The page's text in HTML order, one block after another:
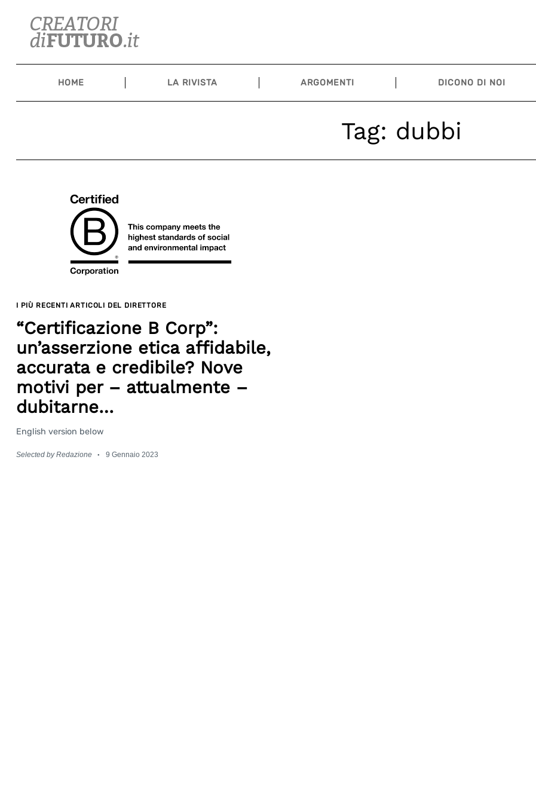
content
HOME LA RIVISTA ARGOMENTI DICONO DI NOI
Tag: dubbi
I PIÙ RECENTI ARTICOLI DEL DIRETTORE
“Certificazione B Corp”:
un’asserzione etica affidabile,
accurata e credibile? Nove
motivi per – attualmente –
dubitarne…
English version below
Selected by Redazione 9 Gennaio 2023
for: